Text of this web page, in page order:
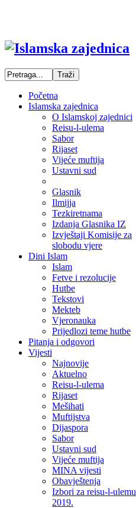
Početna
Islamska zajednica
O Islamskoj zajednici
Reisu-l-ulema
Sabor
Rijaset
Vijeće muftija
Ustavni sud
Glasnik
Ilmijja
Tezkiretnama
Izdanja Glasnika IZ
Izvještaji Komisije za
slobodu vjere
Dini Islam
Islam
Fetve i rezolucije
Hutbe
Tekstovi
Mekteb
Vjeronauka
Prijedlozi teme hutbe
Pitanja i odgovori
Vijesti
Najnovije
Aktuelno
Reisu-l-ulema
Rijaset
Mešihati
Muftijstva
Dijaspora
Sabor
Ustavni sud
Vijeće muftija
MINA vijesti
Obavještenja
Izbori za reisu-l-ulemu
2019.